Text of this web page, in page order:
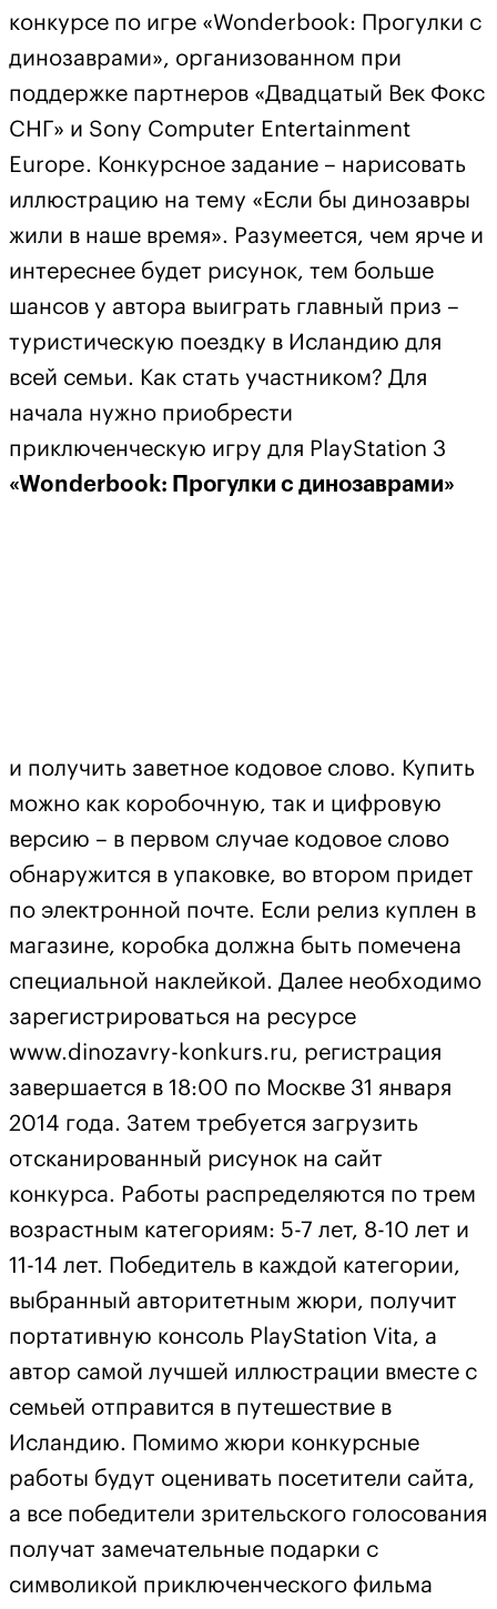
конкурсе по игре «Wonderbook: Прогулки с
динозаврами», организованном при
поддержке партнеров «Двадцатый Век Фокс
СНГ» и Sony Computer Entertainment
Europe. Конкурсное задание – нарисовать
иллюстрацию на тему «Если бы динозавры
жили в наше время». Разумеется, чем ярче и
интереснее будет рисунок, тем больше
шансов у автора выиграть главный приз –
туристическую поездку в Исландию для
всей семьи. Как стать участником? Для
начала нужно приобрести
приключенческую игру для PlayStation 3
«Wonderbook: Прогулки с динозаврами»
и получить заветное кодовое слово. Купить
можно как коробочную, так и цифровую
версию – в первом случае кодовое слово
обнаружится в упаковке, во втором придет
по электронной почте. Если релиз куплен в
магазине, коробка должна быть помечена
специальной наклейкой. Далее необходимо
зарегистрироваться на ресурсе
www.dinozavry-konkurs.ru, регистрация
завершается в 18:00 по Москве 31 января
2014 года. Затем требуется загрузить
отсканированный рисунок на сайт
конкурса. Работы распределяются по трем
возрастным категориям: 5-7 лет, 8-10 лет и
11-14 лет. Победитель в каждой категории,
выбранный авторитетным жюри, получит
портативную консоль PlayStation Vita, а
автор самой лучшей иллюстрации вместе с
семьей отправится в путешествие в
Исландию. Помимо жюри конкурсные
работы будут оценивать посетители сайта,
а все победители зрительского голосования
получат замечательные подарки с
символикой приключенческого фильма